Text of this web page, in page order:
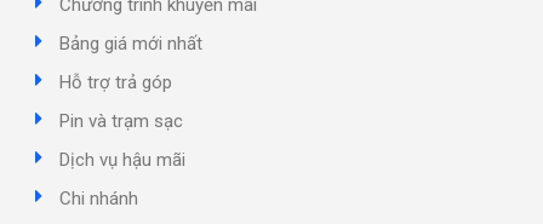
Bảng giá mới nhất
Hỗ trợ trả góp
Pin và trạm sạc
Dịch vụ hậu mãi
Chi nhánh